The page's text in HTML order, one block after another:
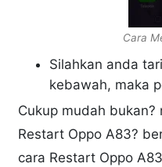
Cara
Silahkan anda
kebawah, maka
Cukup mudah
Restart Oppo A83?
cara Restart Oppo